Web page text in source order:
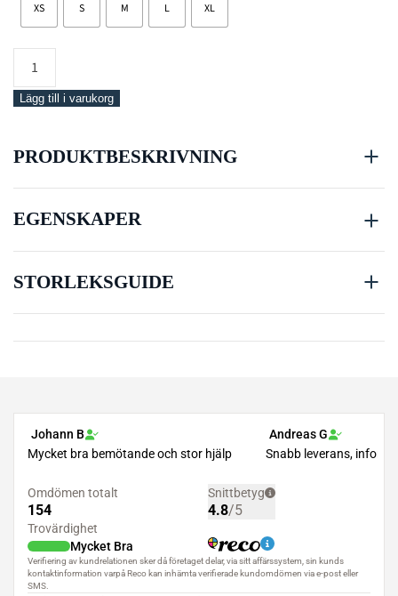
XS S M L XL
Scubapro
Yulex®
Woman,
3/2mm
Lägg till i varukorg
PRODUKTBESKRIVNING
EGENSKAPER
STORLEKSGUIDE